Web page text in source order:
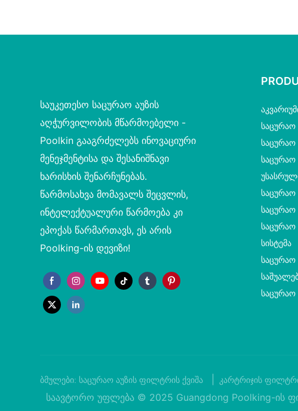
საუკეთესო საცურაო აუზის
აღჭურვილობის მწარმოებელი -
Poolkin გააგრძელებს ინოვაციური
მენეჯმენტისა და შესანიშნავი
ხარისხის შენარჩუნებას.
წარმოსახვა მომავალს შეცვლის,
ინტელექტუალური წარმოება კი
ეპოქას წარმართავს, ეს არის
Poolking-ის დევიზი!
Საცურაო
Საცურაო
Საცურაო
Საცურაო
Საცურაო
Სისტემა
Საცურაო
Საცურაო
ბმულები: საცურაო აუზის ფილტრის ქვიშა კარტრიჯის
საავტორო უფლება © 2025 Guangdong Poolking-ის